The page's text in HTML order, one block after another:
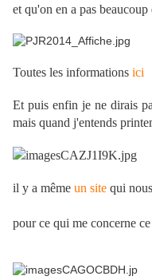
et qu'on en a pas beaucoup
Toutes les informations ici
Et puis enfin je ne dirais
mais quand j'entends
il y a même un site qui
pour ce qui me concerne